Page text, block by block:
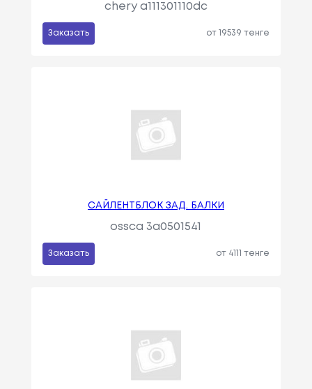
chery a111301110dc
Заказать от 19539 тенге
САЙЛЕНТБЛОК ЗАД. БАЛКИ
ossca 3a0501541
Заказать от 4111 тенге